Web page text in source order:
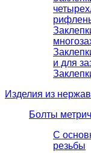
и для
Изделия из
Болты
С
резьбы